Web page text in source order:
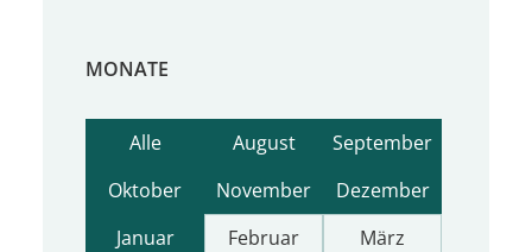
MONATE
Alle August
September
Oktober
November
Dezember
Januar
Februar
März